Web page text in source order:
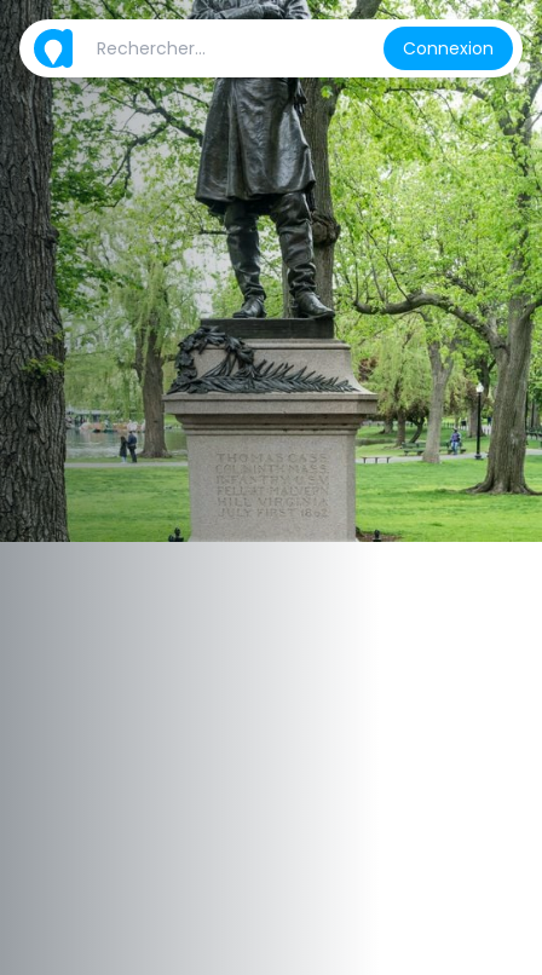
Connexion